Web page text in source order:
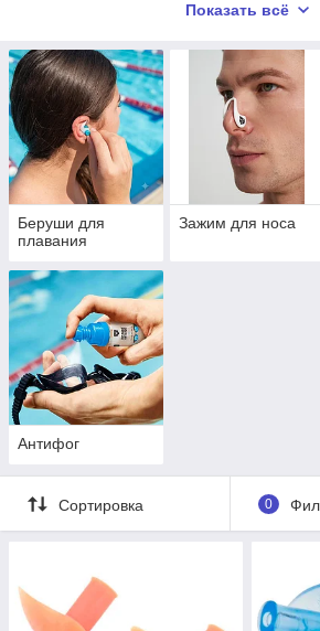
принадлежностей для
брендов.
Очень большой выбор товаров,
как для новичков, так и для
Посещение бассейна для занятий
плаванием приносит огромную
популярны. Для улучшения техники
более увлекательного
использовать специальный
заказать в нашем интернет
Показать всё
Беруши для
плавания
Зажим для носа
Антифог
Сортировка 0